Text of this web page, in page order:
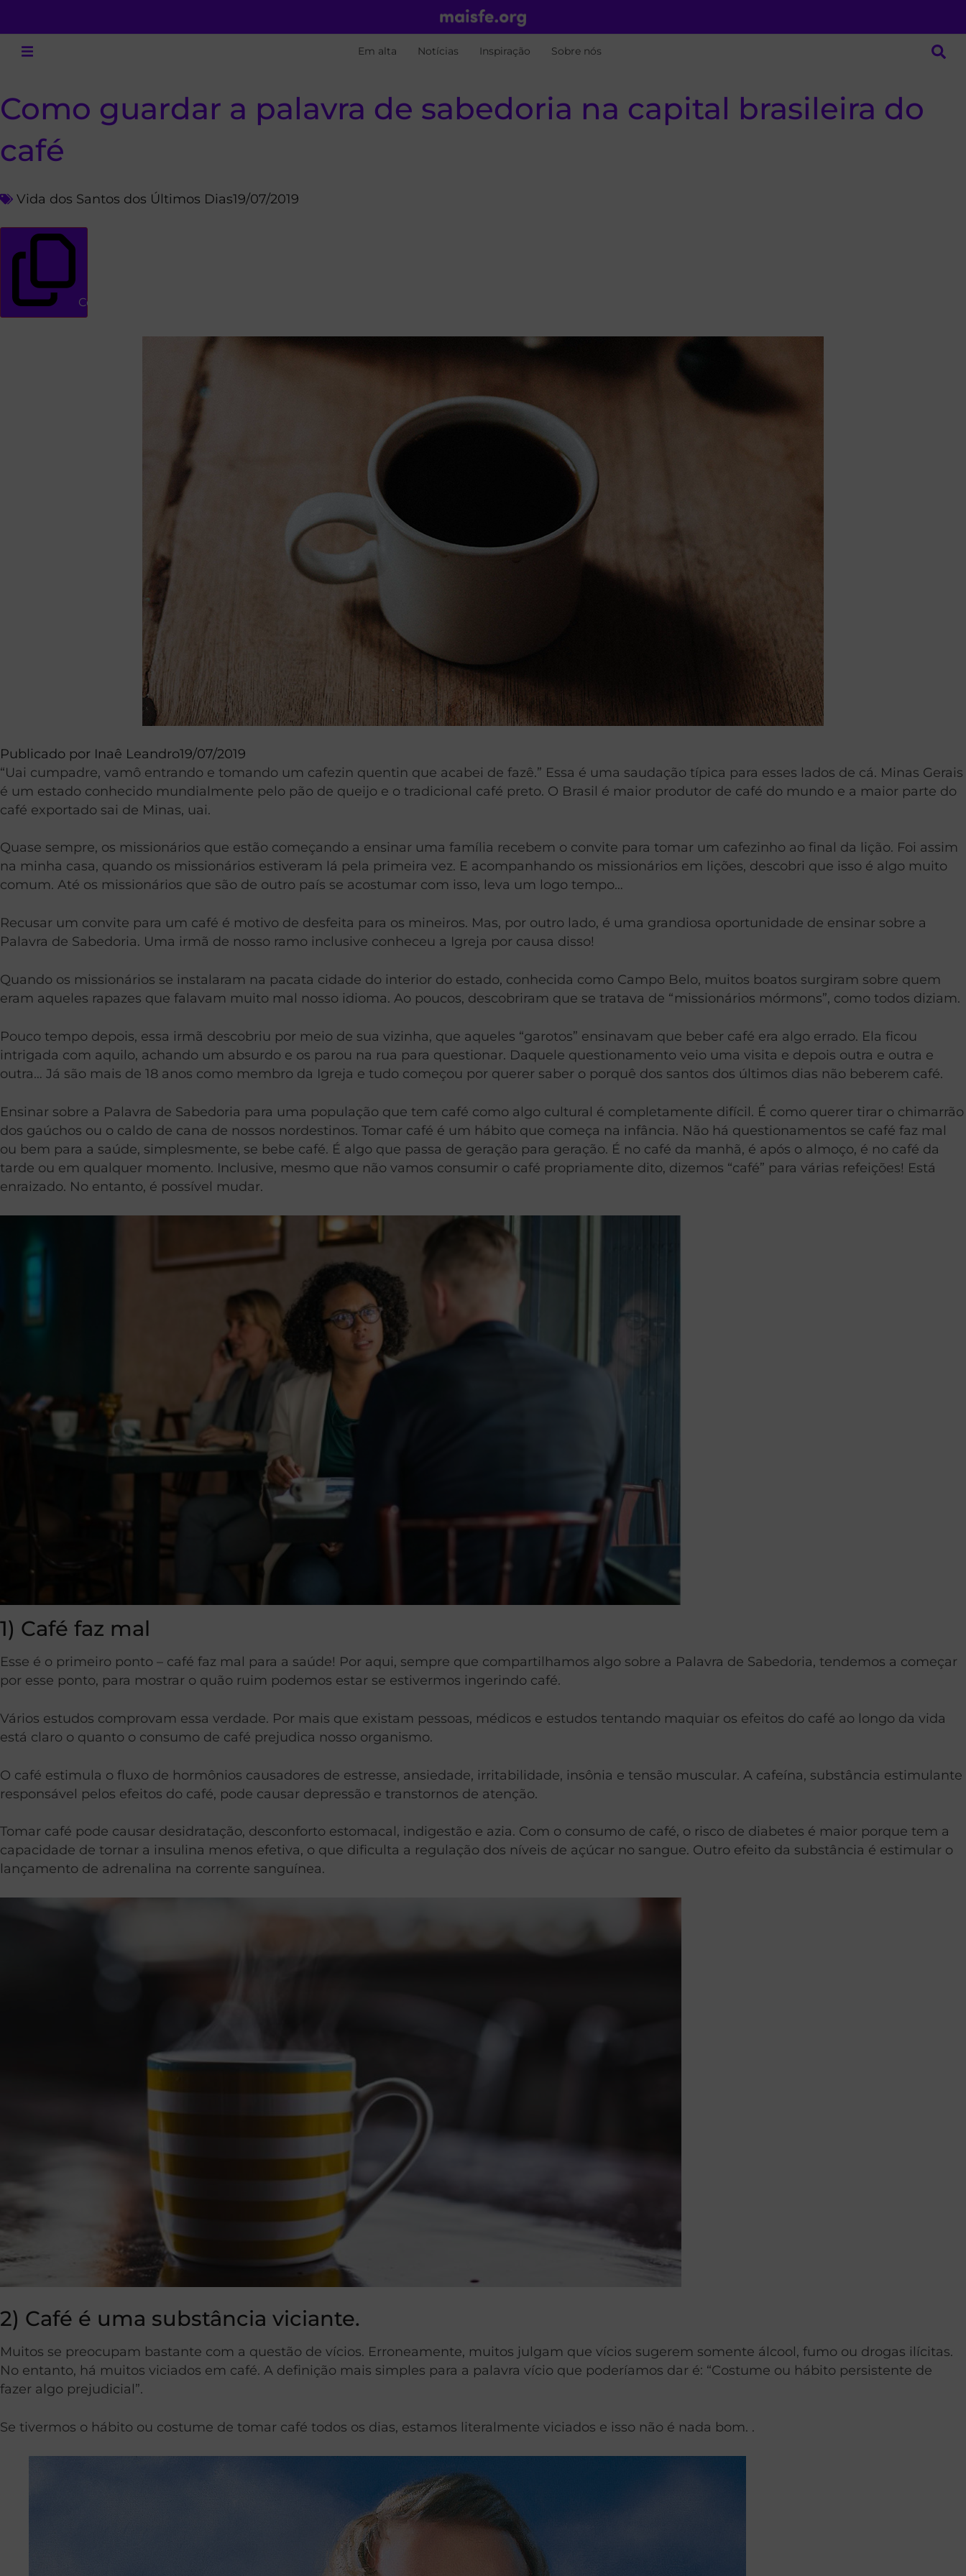
Em alta Notícias Inspiração Sobre nós
Como guardar a palavra de sabedoria na capital brasileira do
café
Vida dos Santos dos Últimos Dias19/07/2019
Copiar link
Publicado por Inaê Leandro19/07/2019
“Uai cumpadre, vamô entrando e tomando um cafezin quentin que acabei de fazê.” Essa é uma saudação típica para esses lados de cá. Minas Gerais
é um estado conhecido mundialmente pelo pão de queijo e o tradicional café preto. O Brasil é maior produtor de café do mundo e a maior parte do
café exportado sai de Minas, uai.
Quase sempre, os missionários que estão começando a ensinar uma família recebem o convite para tomar um cafezinho ao final da lição. Foi assim
na minha casa, quando os missionários estiveram lá pela primeira vez. E acompanhando os missionários em lições, descobri que isso é algo muito
comum. Até os missionários que são de outro país se acostumar com isso, leva um logo tempo…
Recusar um convite para um café é motivo de desfeita para os mineiros. Mas, por outro lado, é uma grandiosa oportunidade de ensinar sobre a
Palavra de Sabedoria. Uma irmã de nosso ramo inclusive conheceu a Igreja por causa disso!
Quando os missionários se instalaram na pacata cidade do interior do estado, conhecida como Campo Belo, muitos boatos surgiram sobre quem
eram aqueles rapazes que falavam muito mal nosso idioma. Ao poucos, descobriram que se tratava de “missionários mórmons”, como todos diziam.
Pouco tempo depois, essa irmã descobriu por meio de sua vizinha, que aqueles “garotos” ensinavam que beber café era algo errado. Ela ficou
intrigada com aquilo, achando um absurdo e os parou na rua para questionar. Daquele questionamento veio uma visita e depois outra e outra e
outra… Já são mais de 18 anos como membro da Igreja e tudo começou por querer saber o porquê dos santos dos últimos dias não beberem café.
Ensinar sobre a Palavra de Sabedoria para uma população que tem café como algo cultural é completamente difícil. É como querer tirar o chimarrão
dos gaúchos ou o caldo de cana de nossos nordestinos. Tomar café é um hábito que começa na infância. Não há questionamentos se café faz mal
ou bem para a saúde, simplesmente, se bebe café. É algo que passa de geração para geração. É no café da manhã, é após o almoço, é no café da
tarde ou em qualquer momento. Inclusive, mesmo que não vamos consumir o café propriamente dito, dizemos “café” para várias refeições! Está
enraizado. No entanto, é possível mudar.
1) Café faz mal
Esse é o primeiro ponto – café faz mal para a saúde! Por aqui, sempre que compartilhamos algo sobre a Palavra de Sabedoria, tendemos a começar
por esse ponto, para mostrar o quão ruim podemos estar se estivermos ingerindo café.
Vários estudos comprovam essa verdade. Por mais que existam pessoas, médicos e estudos tentando maquiar os efeitos do café ao longo da vida
está claro o quanto o consumo de café prejudica nosso organismo.
O café estimula o fluxo de hormônios causadores de estresse, ansiedade, irritabilidade, insônia e tensão muscular. A cafeína, substância estimulante
responsável pelos efeitos do café, pode causar depressão e transtornos de atenção.
Tomar café pode causar desidratação, desconforto estomacal, indigestão e azia. Com o consumo de café, o risco de diabetes é maior porque tem a
capacidade de tornar a insulina menos efetiva, o que dificulta a regulação dos níveis de açúcar no sangue. Outro efeito da substância é estimular o
lançamento de adrenalina na corrente sanguínea.
2) Café é uma substância viciante.
Muitos se preocupam bastante com a questão de vícios. Erroneamente, muitos julgam que vícios sugerem somente álcool, fumo ou drogas ilícitas.
No entanto, há muitos viciados em café. A definição mais simples para a palavra vício que poderíamos dar é: “Costume ou hábito persistente de
fazer algo prejudicial”.
Se tivermos o hábito ou costume de tomar café todos os dias, estamos literalmente viciados e isso não é nada bom. .